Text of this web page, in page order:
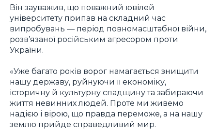
Він зауважив, що поважний ювілей
університету припав на складний час
випробувань — період повномасштабної війни,
розв’язаної російським агресором проти
України.
«Уже багато років ворог намагається знищити
нашу державу, руйнуючи її економіку,
історичну й культурну спадщину та забираючи
життя невинних людей. Проте ми живемо
надією і вірою, що правда переможе, а на нашу
землю прийде справедливий мир.